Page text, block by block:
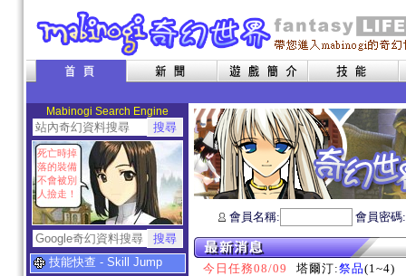
Mabinogi Search Engine
死亡時掉
落的裝備
不會被別
人撿走！
技能快查 - Skill Jump
會員名稱: 會員密
今日任務08/09 塔爾汀:祭品(1~4)